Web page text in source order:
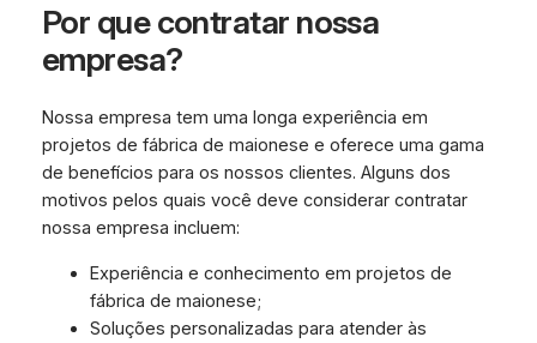
Por que contratar nossa
empresa?
Nossa empresa tem uma longa experiência em
projetos de fábrica de maionese e oferece uma gama
de benefícios para os nossos clientes. Alguns dos
motivos pelos quais você deve considerar contratar
nossa empresa incluem:
Experiência e conhecimento em projetos de
fábrica de maionese;
Soluções personalizadas para atender às